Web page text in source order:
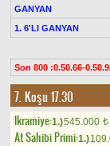
GANYAN
1. 6'LI GANYAN
Son 800 :0.50.66-
7. Koşu 17.30
Ikramiye:1.)545.000 t
At Sahibi Primi:1.)